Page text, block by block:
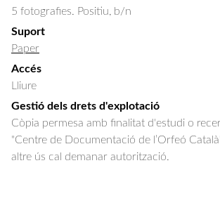
5 fotografies. Positiu, b/n
Suport
Paper
Accés
Lliure
Gestió dels drets d'explotació
Còpia permesa amb finalitat d'estudi o
"Centre de Documentació de l’Orfeó
altre ús cal demanar autorització.